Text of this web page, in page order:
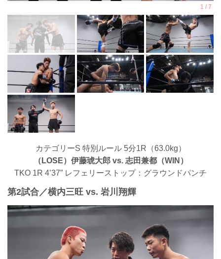
カテゴリーS 特別ルール 5分1R（63.0kg）
（LOSE）伊藤琥大郎 vs. 志田兼都（WIN）
TKO 1R 4’37” レフェリーストップ：グラウンドパンチ
第2試合／横内三旺 vs. 岩川翔輝